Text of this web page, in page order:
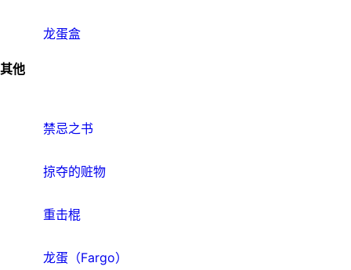
龙蛋盒
其他
禁忌之书
掠夺的赃物
重击棍
龙蛋（Fargo）